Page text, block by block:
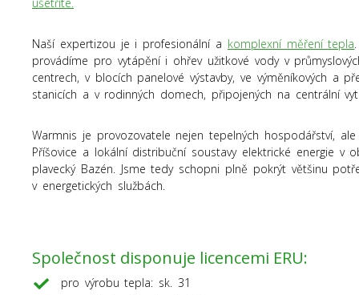
Naší expertizou je i profesionální a komplexní měření tepla
provádíme pro vytápění i ohřev užitkové vody v
centrech, v blocích panelové výstavby, ve výměníkových a
stanicích a v rodinných domech, připojených na centrální
Warmnis je provozovatele nejen tepelných hospodářství,
Příšovice a lokální distribuční soustavy elektrické energie v
plavecký Bazén. Jsme tedy schopni plně pokrýt většinu
v energetických službách.
Společnost disponuje licencemi ERU:
pro výrobu tepla: sk. 31